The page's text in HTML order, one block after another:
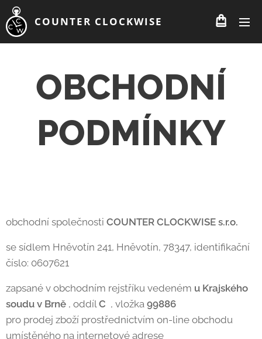
COUNTER CLOCKWISE
OBCHODNÍ
PODMÍNKY
obchodní společnosti COUNTER CLOCKWISE s.r.o.
se sídlem Hněvotín 241, Hněvotín, 78347, identifikační
číslo: 0607621
zapsané v obchodním rejstříku vedeném u Krajského
soudu v Brně , oddílC , vložka 99886
pro prodej zboží prostřednictvím on-line obchodu
umístěného na internetové adrese